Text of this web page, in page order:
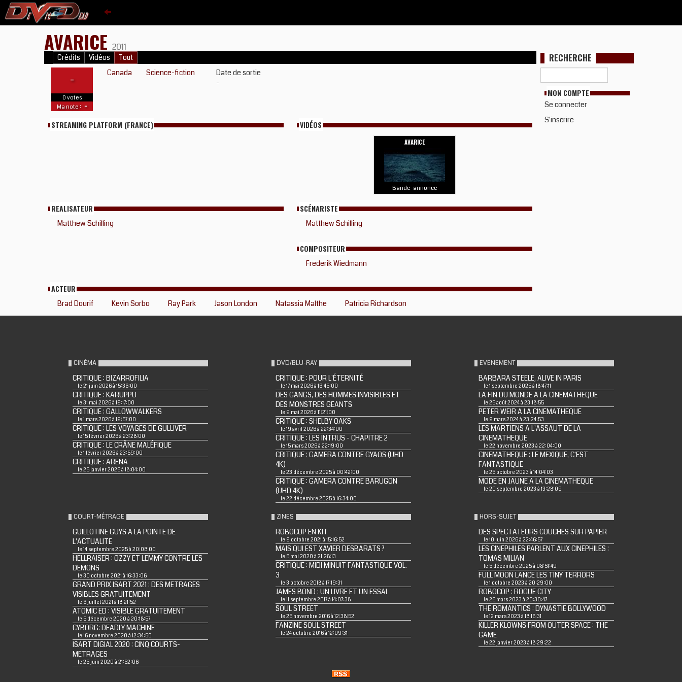
AVARICE 2011
Crédits Vidéos Tout
-
0 votes
Ma note : -
Canada Science-fiction
Date de sortie
-
STREAMING PLATFORM (FRANCE) VIDÉOS
AVARICE
Bande-annonce
REALISATEUR
Matthew Schilling
SCÉNARISTE
Matthew Schilling
COMPOSITEUR
Frederik Wiedmann
ACTEUR
Brad Dourif Kevin Sorbo Ray Park Jason London Natassia Malthe Patricia Richardson
RECHERCHE
MON COMPTE
Se connecter
S'inscrire
CINÉMA
CRITIQUE : BIZARROFILIA
le 21 juin 2026 à 15:36:00
CRITIQUE : KARUPPU
le 31 mai 2026 à 19:17:00
CRITIQUE : GALLOWWALKERS
le 1 mars 2026 à 19:57:00
CRITIQUE : LES VOYAGES DE GULLIVER
le 15 février 2026 à 23:28:00
CRITIQUE : LE CRÂNE MALÉFIQUE
le 1 février 2026 à 23:59:00
CRITIQUE : ARENA
le 25 janvier 2026 à 18:04:00
DVD/BLU-RAY
CRITIQUE : POUR L'ÉTERNITÉ
le 17 mai 2026 à 16:45:00
DES GANGS, DES HOMMES INVISIBLES ET
DES MONSTRES GEANTS
le 9 mai 2026 à 11:21:00
CRITIQUE : SHELBY OAKS
le 19 avril 2026 à 22:34:00
CRITIQUE : LES INTRUS - CHAPITRE 2
le 15 mars 2026 à 22:19:00
CRITIQUE : GAMERA CONTRE GYAOS (UHD
4K)
le 23 décembre 2025 à 00:42:00
CRITIQUE : GAMERA CONTRE BARUGON
(UHD 4K)
le 22 décembre 2025 à 16:34:00
EVENEMENT
BARBARA STEELE, ALIVE IN PARIS
le 1 septembre 2025 à 18:47:11
LA FIN DU MONDE A LA CINEMATHEQUE
le 25 août 2024 à 23:18:55
PETER WEIR A LA CINEMATHEQUE
le 9 mars 2024 à 23:24:53
LES MARTIENS A L'ASSAUT DE LA
CINEMATHEQUE
le 22 novembre 2023 à 22:04:00
CINEMATHEQUE : LE MEXIQUE, C'EST
FANTASTIQUE
le 25 octobre 2023 à 14:04:03
MODE EN JAUNE A LA CINEMATHEQUE
le 20 septembre 2023 à 13:28:09
COURT-MÉTRAGE
GUILLOTINE GUYS A LA POINTE DE
L'ACTUALITE
le 14 septembre 2025 à 20:08:00
HELLRAISER : OZZY ET LEMMY CONTRE LES
DEMONS
le 30 octobre 2021 à 16:33:06
GRAND PRIX ISART 2021 : DES METRAGES
VISIBLES GRATUITEMENT
le 6 juillet 2021 à 18:21:52
ATOMIC ED : VISIBLE GRATUITEMENT
le 5 décembre 2020 à 20:18:57
CYBORG: DEADLY MACHINE
le 16 novembre 2020 à 12:34:50
ISART DIGIAL 2020 : CINQ COURTS-
METRAGES
le 25 juin 2020 à 21:52:06
ZINES
ROBOCOP EN KIT
le 9 octobre 2021 à 15:16:52
MAIS QUI EST XAVIER DESBARATS ?
le 5 mai 2020 à 21:28:13
CRITIQUE : MIDI MINUIT FANTASTIQUE VOL.
3
le 3 octobre 2018 à 17:19:31
JAMES BOND : UN LIVRE ET UN ESSAI
le 11 septembre 2017 à 14:07:38
SOUL STREET
le 25 novembre 2016 à 12:38:52
FANZINE SOUL STREET
le 24 octobre 2016 à 12:09:31
HORS-SUJET
DES SPECTATEURS COUCHES SUR PAPIER
le 10 juin 2026 à 22:46:57
LES CINEPHILES PARLENT AUX CINEPHILES :
TOMAS MILIAN
le 5 décembre 2025 à 08:51:49
FULL MOON LANCE LES TINY TERRORS
le 1 octobre 2023 à 20:29:00
ROBOCOP : ROGUE CITY
le 26 mars 2023 à 20:30:47
THE ROMANTICS : DYNASTIE BOLLYWOOD
le 12 mars 2023 à 18:16:31
KILLER KLOWNS FROM OUTER SPACE : THE
GAME
le 22 janvier 2023 à 18:29:22